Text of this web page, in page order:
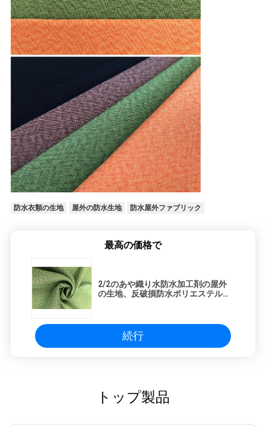
防水衣類の生地 屋外の防水生地 防水屋外ファブリック
最高の価格で
2/2のあや織り水防水加工剤の屋外
の生地、反破損防水ポリエステル生
続行
トップ製品